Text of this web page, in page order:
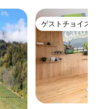
ゲストチョイス
ゲストチョイス